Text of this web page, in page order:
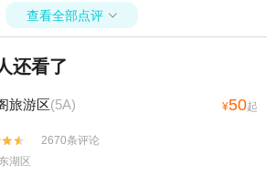
查看全部点评 
还看了
旅游区(5A) ¥50起
2670条评论
湖区